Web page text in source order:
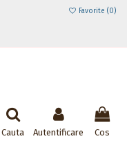
Favorite (0)
Cauta Autentificare Cos